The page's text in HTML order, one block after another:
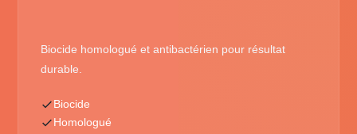
Biocide homologué et antibactérien pour résultat
durable.
Biocide
Homologué